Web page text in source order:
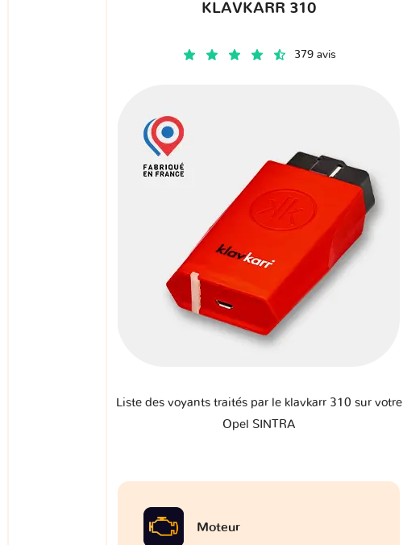
KLAVKARR 310
379 avis
Liste des voyants traités par le klavkarr 310 sur votre
Opel SINTRA
Moteur